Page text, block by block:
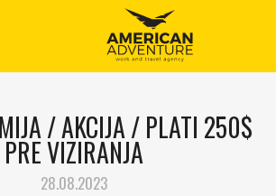
/ AKCIJA / PLATI 250$
PRE VIZIRANJA
28.08.2023